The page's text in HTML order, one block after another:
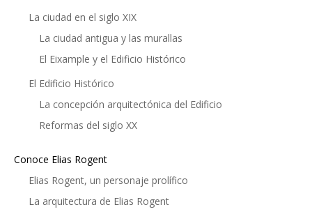
La ciudad en el siglo XIX
La ciudad antigua y las murallas
El Eixample y el Edificio Histórico
El Edificio Histórico
La concepción arquitectónica del Edificio
Reformas del siglo XX
Conoce Elias Rogent
Elias Rogent, un personaje prolífico
La arquitectura de Elias Rogent